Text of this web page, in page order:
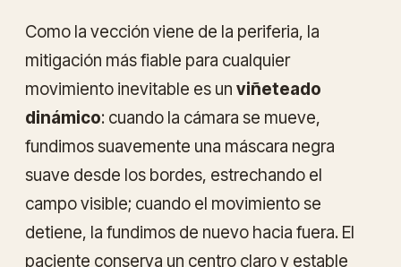
Como la vección viene de la periferia, la
mitigación más fiable para cualquier
movimiento inevitable es un viñeteado
dinámico: cuando la cámara se mueve,
fundimos suavemente una máscara negra
suave desde los bordes, estrechando el
campo visible; cuando el movimiento se
detiene, la fundimos de nuevo hacia fuera. El
paciente conserva un centro claro y estable